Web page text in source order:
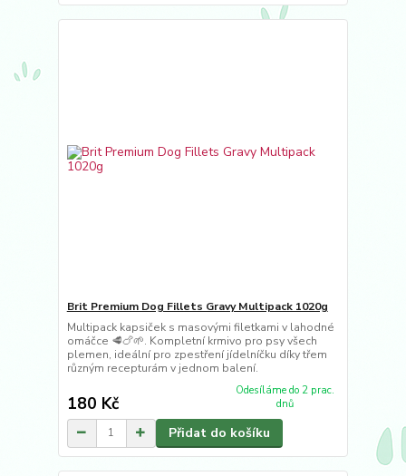
Brit Premium Dog Fillets Gravy Multipack 1020g
Multipack kapsiček s masovými filetkami v lahodné
omáčce 🥩🍗🌱. Kompletní krmivo pro psy všech
plemen, ideální pro zpestření jídelníčku díky třem
různým recepturám v jednom balení.
180 Kč
Odesíláme do 2 prac.
dnů
Přidat do košíku